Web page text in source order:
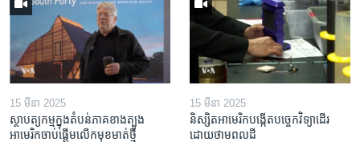
15 មីនា 2025
ស្ថាបត្យកម្ម​ក្នុង​តំបន់​ភាគ​ខាង​ត្បូង​
អាមេរិក​ចាប់ផ្តើម​លើក​មុខមាត់​ថ្មី
15 មីនា 2025
និស្សិត​អាមេរិក​បង្កើត​បច្ចេកវិទ្យា​ដើរ​
ដោយ​ថាមពល​ដី